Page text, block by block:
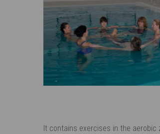
It contains exercises in the